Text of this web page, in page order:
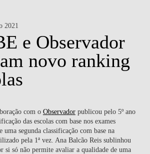
2021
e Observador
novo ranking
com o Observadorpublicou pelo 5º ano
das escolas com base nos exames
uma segunda classificação com base na
pela 1ª vez. Ana Balcão Reis sublinhou
si só não permite avaliar a qualidade de uma